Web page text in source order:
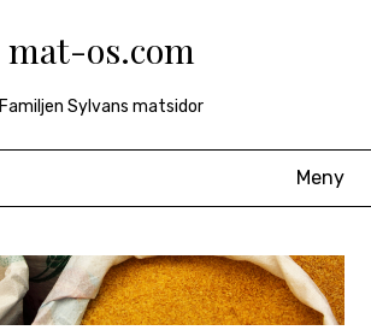
mat-os.com
Familjen Sylvans matsidor
Meny